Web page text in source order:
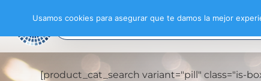
[product_cat_search variant="pill" class="is-
Usamos cookies para asegurar que te damos la mejor